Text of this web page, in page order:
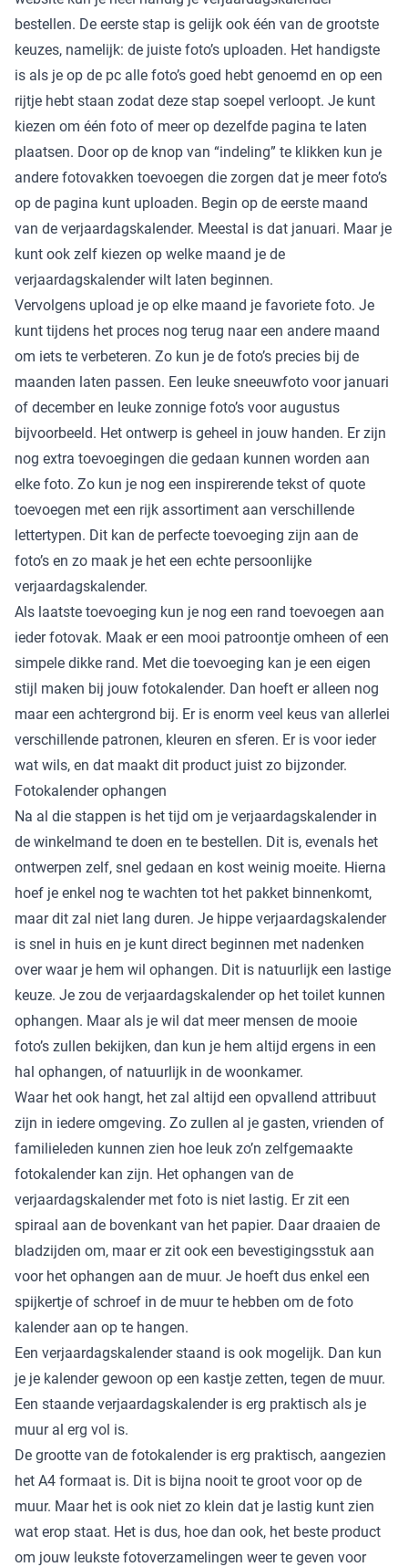
bestellen. De eerste stap is gelijk ook één van de grootste
keuzes, namelijk: de juiste foto’s uploaden. Het handigste
is als je op de pc alle foto’s goed hebt genoemd en op een
rijtje hebt staan zodat deze stap soepel verloopt. Je kunt
kiezen om één foto of meer op dezelfde pagina te laten
plaatsen. Door op de knop van “indeling” te klikken kun je
andere fotovakken toevoegen die zorgen dat je meer foto’s
op de pagina kunt uploaden. Begin op de eerste maand
van de verjaardagskalender. Meestal is dat januari. Maar je
kunt ook zelf kiezen op welke maand je de
verjaardagskalender wilt laten beginnen.
Vervolgens upload je op elke maand je favoriete foto. Je
kunt tijdens het proces nog terug naar een andere maand
om iets te verbeteren. Zo kun je de foto’s precies bij de
maanden laten passen. Een leuke sneeuwfoto voor januari
of december en leuke zonnige foto’s voor augustus
bijvoorbeeld. Het ontwerp is geheel in jouw handen. Er zijn
nog extra toevoegingen die gedaan kunnen worden aan
elke foto. Zo kun je nog een inspirerende tekst of quote
toevoegen met een rijk assortiment aan verschillende
lettertypen. Dit kan de perfecte toevoeging zijn aan de
foto’s en zo maak je het een echte persoonlijke
verjaardagskalender.
Als laatste toevoeging kun je nog een rand toevoegen aan
ieder fotovak. Maak er een mooi patroontje omheen of een
simpele dikke rand. Met die toevoeging kan je een eigen
stijl maken bij jouw fotokalender. Dan hoeft er alleen nog
maar een achtergrond bij. Er is enorm veel keus van allerlei
verschillende patronen, kleuren en sferen. Er is voor ieder
wat wils, en dat maakt dit product juist zo bijzonder.
Fotokalender ophangen
Na al die stappen is het tijd om je verjaardagskalender in
de winkelmand te doen en te bestellen. Dit is, evenals het
ontwerpen zelf, snel gedaan en kost weinig moeite. Hierna
hoef je enkel nog te wachten tot het pakket binnenkomt,
maar dit zal niet lang duren. Je hippe verjaardagskalender
is snel in huis en je kunt direct beginnen met nadenken
over waar je hem wil ophangen. Dit is natuurlijk een lastige
keuze. Je zou de verjaardagskalender op het toilet kunnen
ophangen. Maar als je wil dat meer mensen de mooie
foto’s zullen bekijken, dan kun je hem altijd ergens in een
hal ophangen, of natuurlijk in de woonkamer.
Waar het ook hangt, het zal altijd een opvallend attribuut
zijn in iedere omgeving. Zo zullen al je gasten, vrienden of
familieleden kunnen zien hoe leuk zo’n zelfgemaakte
fotokalender kan zijn. Het ophangen van de
verjaardagskalender met foto is niet lastig. Er zit een
spiraal aan de bovenkant van het papier. Daar draaien de
bladzijden om, maar er zit ook een bevestigingsstuk aan
voor het ophangen aan de muur. Je hoeft dus enkel een
spijkertje of schroef in de muur te hebben om de foto
kalender aan op te hangen.
Een verjaardagskalender staand is ook mogelijk. Dan kun
je je kalender gewoon op een kastje zetten, tegen de muur.
Een staande verjaardagskalender is erg praktisch als je
muur al erg vol is.
De grootte van de fotokalender is erg praktisch, aangezien
het A4 formaat is. Dit is bijna nooit te groot voor op de
muur. Maar het is ook niet zo klein dat je lastig kunt zien
wat erop staat. Het is dus, hoe dan ook, het beste product
om jouw leukste fotoverzamelingen weer te geven voor